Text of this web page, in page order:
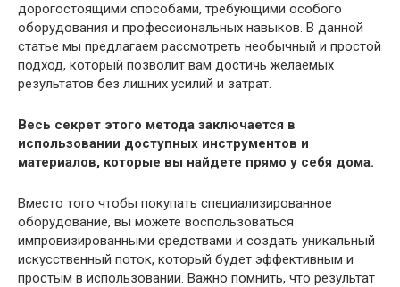
дорогостоящими способами, требующими особого
оборудования и профессиональных навыков. В данной
статье мы предлагаем рассмотреть необычный и простой
подход, который позволит вам достичь желаемых
результатов без лишних усилий и затрат.
Весь секрет этого метода заключается в
использовании доступных инструментов и
материалов, которые вы найдете прямо у себя дома.
Вместо того чтобы покупать специализированное
оборудование, вы можете воспользоваться
импровизированными средствами и создать уникальный
искусственный поток, который будет эффективным и
простым в использовании. Важно помнить, что результат